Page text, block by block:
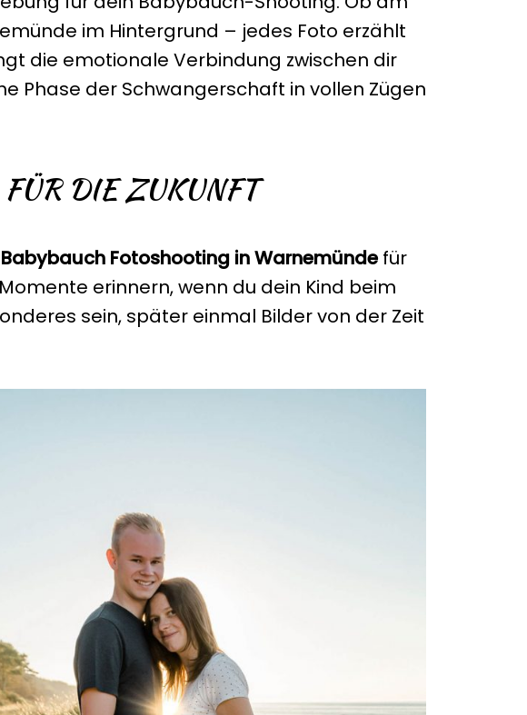
im Hintergrund – jedes Foto erzählt
die emotionale Verbindung zwischen dir
Phase der Schwangerschaft in vollen Zügen
DIE ZUKUNFT
Babybauch Fotoshooting in Warnemündefür
erinnern, wenn du dein Kind beim
sein, später einmal Bilder von der Zeit